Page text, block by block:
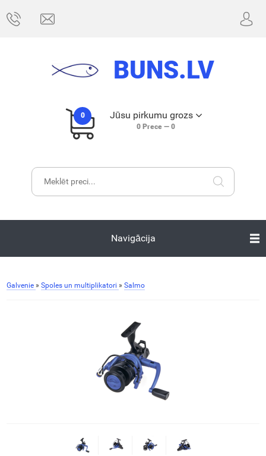
BUNS.LV
0 Jūsu pirkumu grozs
0Prece — 0
Navigācija
Galvenie » Spoles un multiplikatori » Salmo